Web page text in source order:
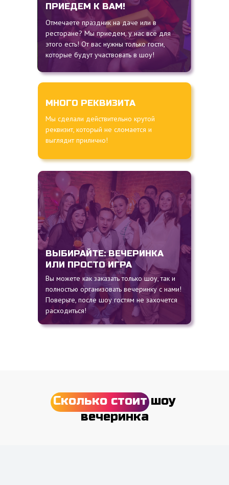
Отмечаете праздник на даче или в
ресторане? Мы приедем, у нас всё для
этого есть! От вас нужны только гости,
которые будут участвовать в шоу!
Мы сделали действительно крутой
реквизит, который не сломается и
выглядит прилично!
Вы можете как заказать только шоу, так и
полностью организовать вечеринку с нами!
Поверьте, после шоу гостям не захочется
расходиться!
МНОГО РЕКВИЗИТА
ПРИЕДЕМ К ВАМ!
ВЫБИРАЙТЕ: ВЕЧЕРИНКА
ИЛИ ПРОСТО ИГРА
Сколько стоитшоу
вечеринка